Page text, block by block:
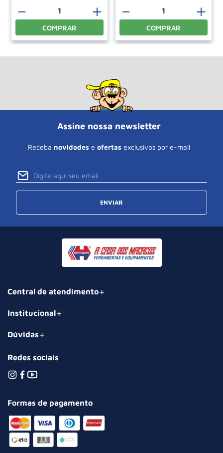
＋
－
COMPRAR
＋
－
COMPRAR
Assine nossa newsletter
Receba novidades e ofertas exclusivas por e-mail
ENVIAR
Central de atendimento
Institucional
Dúvidas
Redes sociais
Formas de pagamento